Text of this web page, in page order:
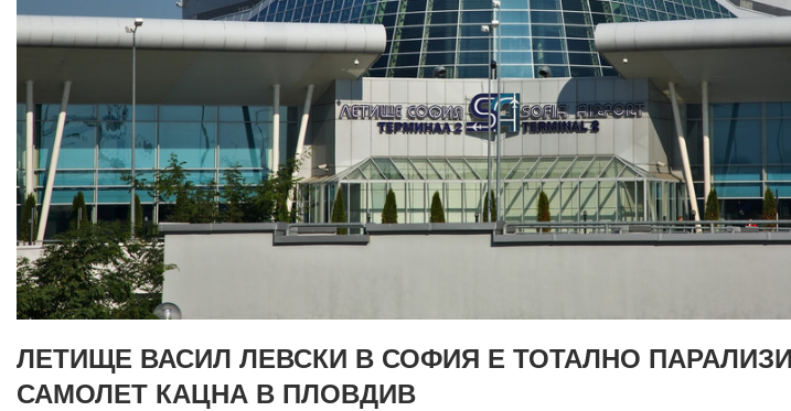
ЛЕТИЩЕ ВАСИЛ ЛЕВСКИ В СОФИЯ Е ТОТАЛНО
САМОЛЕТ КАЦНА В ПЛОВДИВ